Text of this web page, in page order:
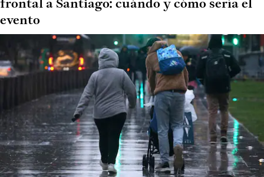
frontal a Santiago: cuándo y cómo sería el
evento